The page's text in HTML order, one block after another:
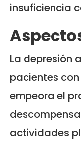
insuficiencia
La depresión
pacientes
empeora el
actividades